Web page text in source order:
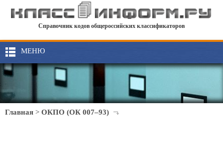
Справочник кодов общероссийских классификаторов
МЕНЮ
Главная > ОКПО (ОК 007–93)